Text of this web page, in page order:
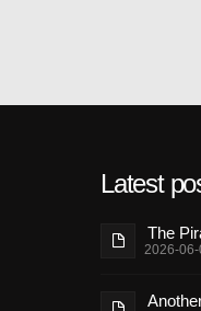
Latest
The
2026-06-